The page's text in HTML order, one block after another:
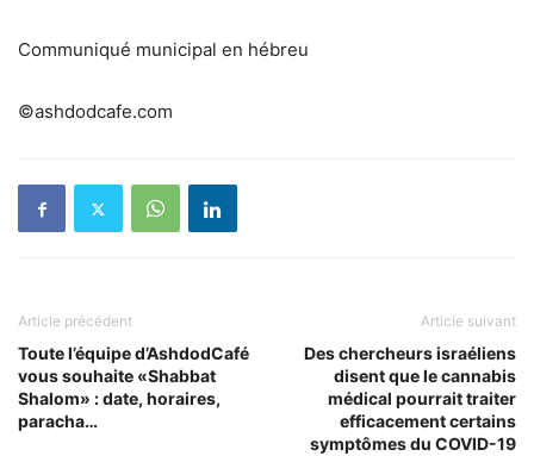
Communiqué municipal en hébreu
©ashdodcafe.com
Article précédent
Toute l’équipe d’AshdodCafé
vous souhaite «Shabbat
Shalom» : date, horaires,
paracha…
Article suivant
Des chercheurs israéliens
disent que le cannabis
médical pourrait traiter
efficacement certains
symptômes du COVID-19